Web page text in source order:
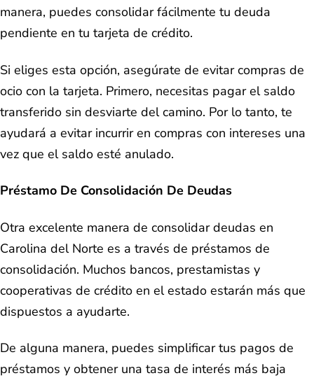
manera, puedes consolidar fácilmente tu deuda
pendiente en tu tarjeta de crédito.
Si eliges esta opción, asegúrate de evitar compras de
ocio con la tarjeta. Primero, necesitas pagar el saldo
transferido sin desviarte del camino. Por lo tanto, te
ayudará a evitar incurrir en compras con intereses una
vez que el saldo esté anulado.
Préstamo De Consolidación De Deudas
Otra excelente manera de consolidar deudas en
Carolina del Norte es a través de préstamos de
consolidación. Muchos bancos, prestamistas y
cooperativas de crédito en el estado estarán más que
dispuestos a ayudarte.
De alguna manera, puedes simplificar tus pagos de
préstamos y obtener una tasa de interés más baja